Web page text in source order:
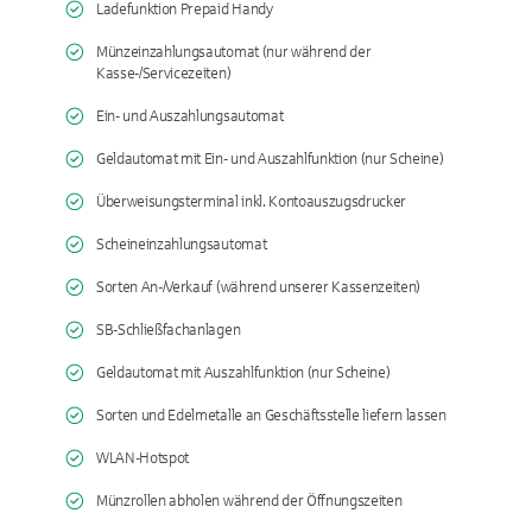
Ladefunktion Prepaid Handy
Münzeinzahlungsautomat (nur während der
Kasse-/Servicezeiten)
Ein- und Auszahlungsautomat
Geldautomat mit Ein- und Auszahlfunktion (nur Scheine)
Überweisungsterminal inkl. Kontoauszugsdrucker
Scheineinzahlungsautomat
Sorten An-/Verkauf (während unserer Kassenzeiten)
SB-Schließfachanlagen
Geldautomat mit Auszahlfunktion (nur Scheine)
Sorten und Edelmetalle an Geschäftsstelle liefern lassen
WLAN-Hotspot
Münzrollen abholen während der Öffnungszeiten